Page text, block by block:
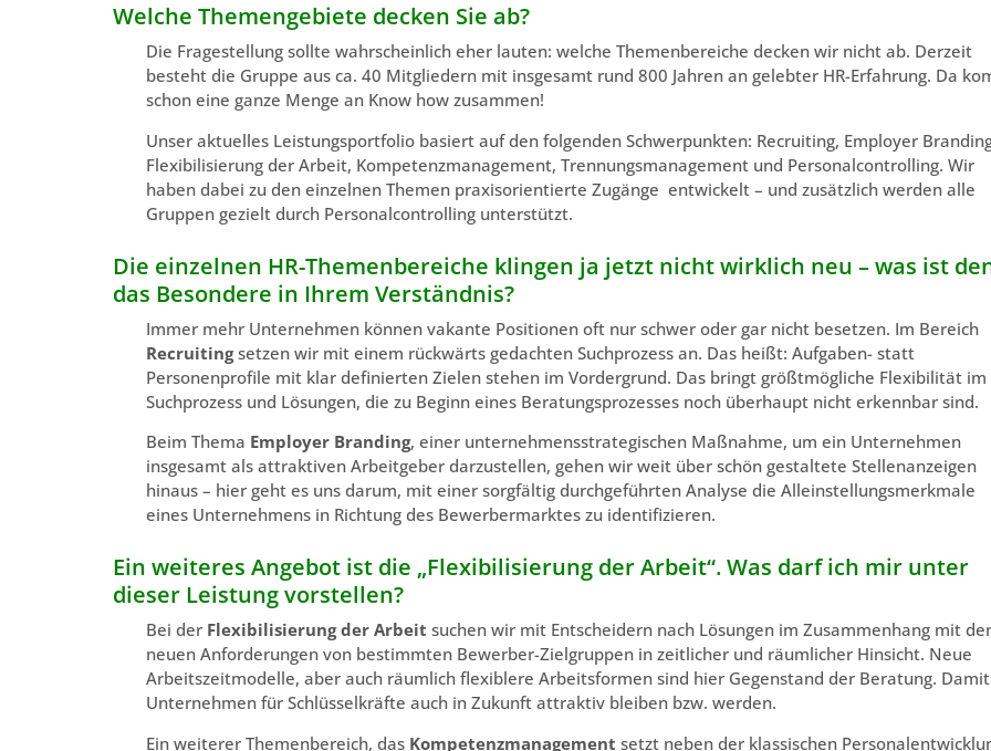
Welche Themengebiete decken Sie ab?
Die Fragestellung sollte wahrscheinlich eher lauten: welche Themenbereiche decken wir nicht ab. Derzeit
besteht die Gruppe aus ca. 40 Mitgliedern mit insgesamt rund 800 Jahren an gelebter HR-Erfahrung. Da
schon eine ganze Menge an Know how zusammen!
Unser aktuelles Leistungsportfolio basiert auf den folgenden Schwerpunkten: Recruiting, Employer
Flexibilisierung der Arbeit, Kompetenzmanagement, Trennungsmanagement und Personalcontrolling. Wir
haben dabei zu den einzelnen Themen praxisorientierte Zugänge entwickelt – und zusätzlich werden alle
Gruppen gezielt durch Personalcontrolling unterstützt.
Die einzelnen HR-Themenbereiche klingen ja jetzt nicht wirklich neu – was ist
das Besondere in Ihrem Verständnis?
Immer mehr Unternehmen können vakante Positionen oft nur schwer oder gar nicht besetzen. Im Bereich
Recruitingsetzen wir mit einem rückwärts gedachten Suchprozess an. Das heißt: Aufgaben- statt
Personenprofile mit klar definierten Zielen stehen im Vordergrund. Das bringt größtmögliche Flexibilität im
Suchprozess und Lösungen, die zu Beginn eines Beratungsprozesses noch überhaupt nicht erkennbar sind.
Beim Thema Employer Branding, einer unternehmensstrategischen Maßnahme, um ein Unternehmen
insgesamt als attraktiven Arbeitgeber darzustellen, gehen wir weit über schön gestaltete Stellenanzeigen
hinaus – hier geht es uns darum, mit einer sorgfältig durchgeführten Analyse die Alleinstellungsmerkmale
eines Unternehmens in Richtung des Bewerbermarktes zu identifizieren.
Ein weiteres Angebot ist die „Flexibilisierung der Arbeit“. Was darf ich mir unter
dieser Leistung vorstellen?
Bei der Flexibilisierung der Arbeit suchen wir mit Entscheidern nach Lösungen im Zusammenhang mit
neuen Anforderungen von bestimmten Bewerber-Zielgruppen in zeitlicher und räumlicher Hinsicht. Neue
Arbeitszeitmodelle, aber auch räumlich flexiblere Arbeitsformen sind hier Gegenstand der Beratung. Damit
Unternehmen für Schlüsselkräfte auch in Zukunft attraktiv bleiben bzw. werden.
Ein weiterer Themenbereich, das Kompetenzmanagement setzt neben der klassischen